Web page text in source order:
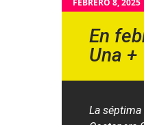
FEBRERO 8, 2025
En
Una +
La séptima